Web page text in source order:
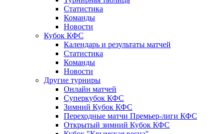
Статистика
Команды
Новости
Кубок КФС
Календарь и результаты матчей
Статистика
Команды
Новости
Другие турниры
Онлайн матчей
Суперкубок КФС
Зимний Кубок КФС
Переходные матчи Премьер-лиги КФС
Открытый зимний Кубок КФС